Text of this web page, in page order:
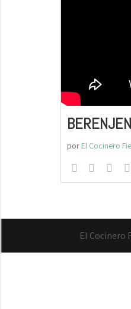
por El Cocinero
El Cocinero